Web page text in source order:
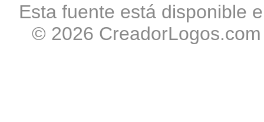
Esta fuente está disponible
© 2026